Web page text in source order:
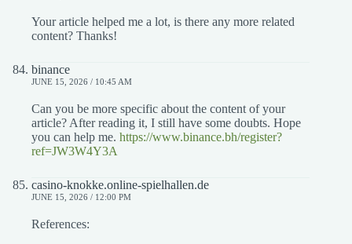
Your article helped me a lot, is there any more related
content? Thanks!
binance
JUNE 15, 2026 / 10:45 AM
Can you be more specific about the content of your
article? After reading it, I still have some doubts. Hope
you can help me. https://www.binance.bh/register?
ref=JW3W4Y3A
casino-knokke.online-spielhallen.de
JUNE 15, 2026 / 12:00 PM
References: